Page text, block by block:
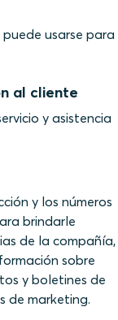
usarse para
al cliente
y asistencia
y los números
brindarle
de la compañía,
sobre
y boletines de
de marketing.